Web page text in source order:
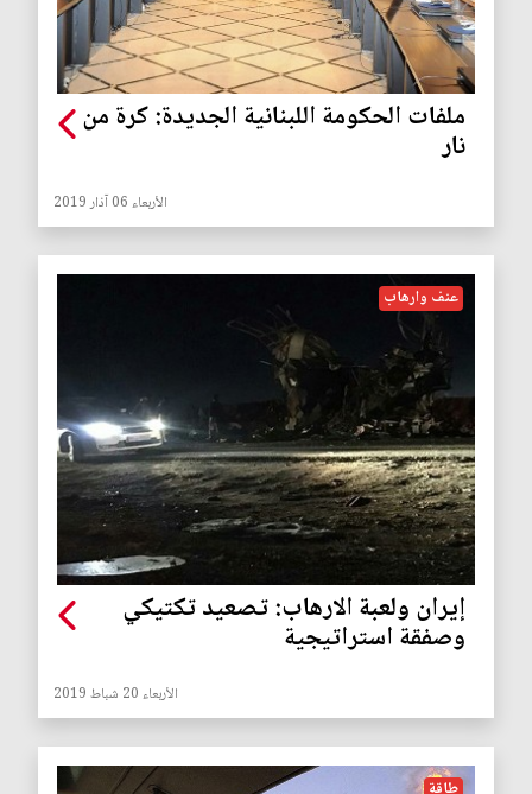
ملفات الحكومة اللبنانية الجديدة: كرة من
نار
الأربعاء 06 آذار 2019
عنف وارهاب
إيران ولعبة الارهاب: تصعيد تكتيكي
وصفقة استراتيجية
الأربعاء 20 شباط 2019